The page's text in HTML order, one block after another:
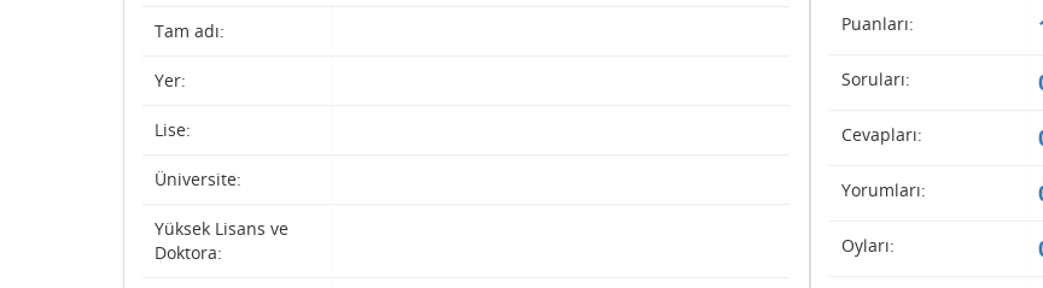
Tam adı:
Yer:
Lise:
Üniversite:
Yüksek Lisans ve
Doktora:
Puanları:
Soruları:
Cevapları:
Yorumları:
Oyları: